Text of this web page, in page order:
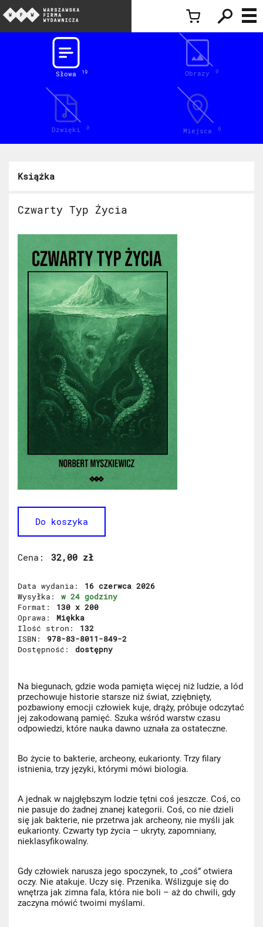
Słowa 19 Obrazy 0
Dzwięki 0 Miejsca 0
Książka
Czwarty Typ Życia
Do koszyka
Cena 32,00 zł
Data wydania
16 czerwca 2026
Wysyłka
w 24 godziny
Format
130 x 200
Oprawa
Miękka
Ilość stron
132
ISBN
978-83-8011-849-2
Dostępność
dostępny
Na biegunach, gdzie woda pamięta więcej niż ludzie, a lód
przechowuje historie starsze niż świat, zziębnięty,
pozbawiony emocji człowiek kuje, drąży, próbuje odczytać
jej zakodowaną pamięć. Szuka wśród warstw czasu
odpowiedzi, które nauka dawno uznała za ostateczne.
Bo życie to bakterie, archeony, eukarionty. Trzy filary
istnienia, trzy języki, którymi mówi biologia.
A jednak w najgłębszym lodzie tętni coś jeszcze. Coś, co
nie pasuje do żadnej znanej kategorii. Coś, co nie dzieli
się jak bakterie, nie przetrwa jak archeony, nie myśli jak
eukarionty. Czwarty typ życia – ukryty, zapomniany,
nieklasyfikowalny.
Gdy człowiek narusza jego spoczynek, to „coś” otwiera
oczy. Nie atakuje. Uczy się. Przenika. Wślizguje się do
wnętrza jak zimna fala, która nie boli – aż do chwili, gdy
zaczyna mówić twoimi myślami.